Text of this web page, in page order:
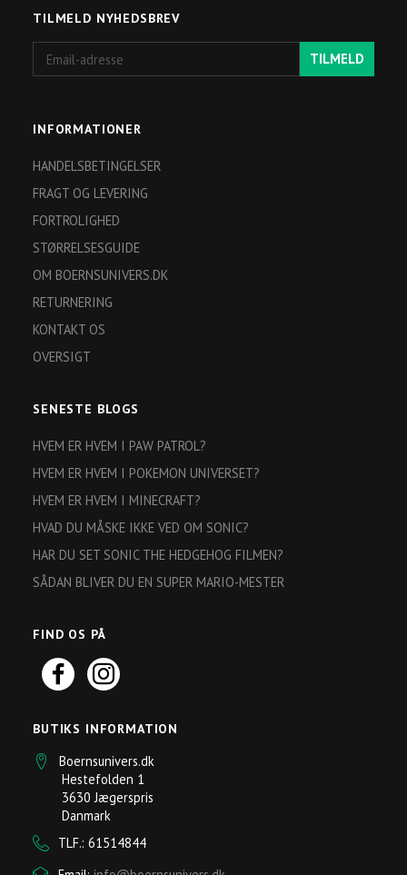
TILMELD NYHEDSBREV
adresse
TILMELD
INFORMATIONER
HANDELSBETINGELSER
FRAGT OG LEVERING
FORTROLIGHED
STØRRELSESGUIDE
OM BOERNSUNIVERS.DK
RETURNERING
KONTAKT OS
OVERSIGT
SENESTE BLOGS
HVEM ER HVEM I PAW PATROL?
HVEM ER HVEM I POKEMON UNIVERSET?
HVEM ER HVEM I MINECRAFT?
HVAD DU MÅSKE IKKE VED OM SONIC?
HAR DU SET SONIC THE HEDGEHOG FILMEN?
SÅDAN BLIVER DU EN SUPER MARIO-MESTER
FIND OS PÅ
BUTIKS INFORMATION
Boernsunivers.dk
Hestefolden 1
3630 Jægerspris
Danmark
TLF.: 61514844